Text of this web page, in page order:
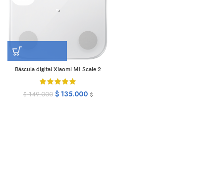
Báscula digital Xiaomi MI Scale 2
$149.000 $135.000 $